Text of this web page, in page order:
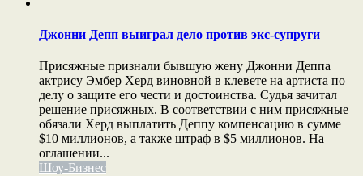
Джонни Депп выиграл дело против экс-супруги
Присяжные признали бывшую жену Джонни Деппа
актрису Эмбер Херд виновной в клевете на артиста по
делу о защите его чести и достоинства. Судья зачитал
решение присяжных. В соответствии с ним присяжные
обязали Херд выплатить Деппу компенсацию в сумме
$10 миллионов, а также штраф в $5 миллионов. На
оглашении...
Шоу-Бизнес